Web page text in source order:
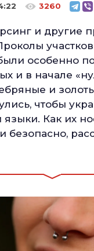
3260
и другие
особенно
и в начале
и
чтобы
Как их
безопасно,